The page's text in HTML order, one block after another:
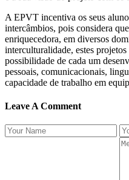
A EPVT incentiva os seus
intercâmbios, pois considera
enriquecedora, em diversos
interculturalidade, estes
possibilidade de cada um
pessoais, comunicacionais,
capacidade de trabalho em
Leave A Comment